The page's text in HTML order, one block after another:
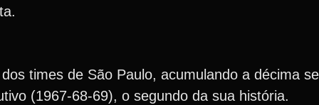
times de São Paulo, acumulando a décima
(1967-68-69), o segundo da sua história.